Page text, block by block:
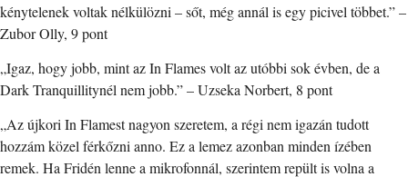
kénytelenek voltak nélkülözni – sőt, még annál is egy picivel többet.” –
Zubor Olly, 9 pont
„Igaz, hogy jobb, mint az In Flames volt az utóbbi sok évben, de a
Dark Tranquillitynél nem jobb.” – Uzseka Norbert, 8 pont
„Az újkori In Flamest nagyon szeretem, a régi nem igazán tudott
hozzám közel férkőzni anno. Ez a lemez azonban minden ízében
remek. Ha Fridén lenne a mikrofonnál, szerintem repült is volna a